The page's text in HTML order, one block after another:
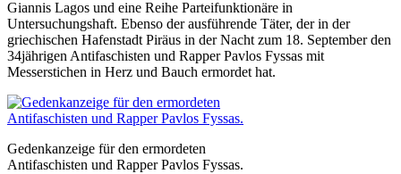
Giannis Lagos und eine Reihe Parteifunktionäre in
Untersuchungshaft. Ebenso der ausführende Täter, der in der
griechischen Hafenstadt Piräus in der Nacht zum 18. September den
34jährigen Antifaschisten und Rapper Pavlos Fyssas mit
Messerstichen in Herz und Bauch ermordet hat.
Gedenkanzeige für den ermordeten
Antifaschisten und Rapper Pavlos Fyssas.